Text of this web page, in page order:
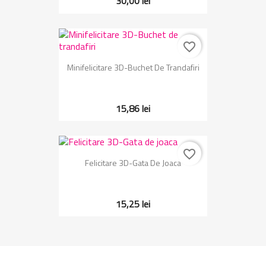
Minifelicitare 3D-Buchet De Trandafiri
15,86 lei
favorite_border
Felicitare 3D-Gata De Joaca
15,25 lei
favorite_border